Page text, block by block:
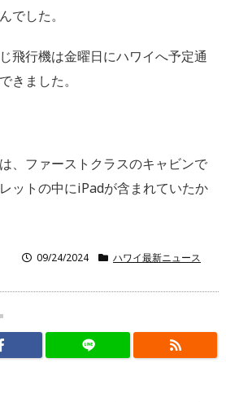
でした。
飛行機は金曜日にハワイへ予定通
きました。
、ファーストクラスのキャビンで
ットの中にiPadが含まれていたか
09/24/2024 ハワイ最新ニュース